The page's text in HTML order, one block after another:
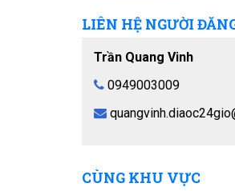
LIÊN HỆ NGƯỜI
Trần Quang Vinh
0949003009
CÙNG KHU VỰC